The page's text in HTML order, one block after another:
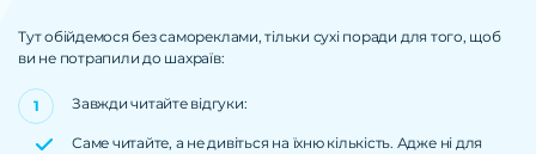
Тут обійдемося без самореклами, тільки сухі поради для того, щоб
ви не потрапили до шахраїв:
Завжди читайте відгуки:
Саме читайте, а не дивіться на їхню кількість. Адже ні для